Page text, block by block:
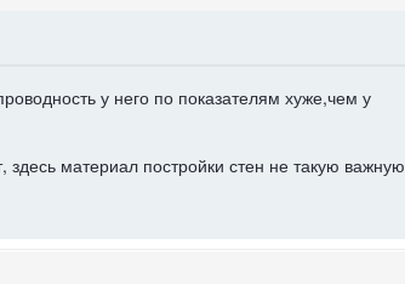
у него по показателям хуже,чем у
материал постройки стен не такую важную